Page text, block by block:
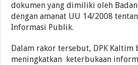
dokumen yang dimiliki oleh
dengan amanat UU 14/2008
Informasi Publik.
Dalam rakor tersebut, DPK Kaltim
meningkatkan keterbukaan